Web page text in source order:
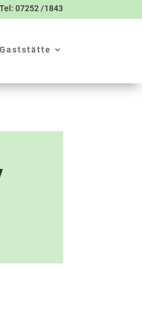
07252 /1843
Gaststätte